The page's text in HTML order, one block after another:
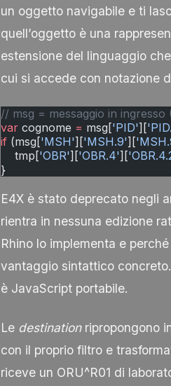
un oggetto navigabile e ti
quell’oggetto è una
estensione del linguaggio
cui si accede con notazione
// msg = messaggio in
var cognome = msg['PID'][
if (msg['MSH']['MSH.9'][
    tmp[
'OBR']['OBR.4'][
}
E4X è stato deprecato negli
rientra in nessuna edizione
Rhino lo implementa e
vantaggio sintattico
è JavaScript portabile.
Le destinationripropongono
con il proprio filtro e
riceve un ORU^R01 di